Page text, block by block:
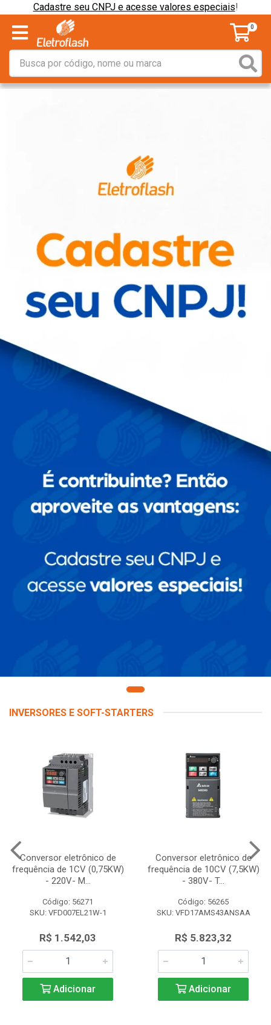
Cadastre seu CNPJ e acesse valores especiais!
0
INVERSORES E SOFT-STARTERS
Conversor eletrônico de
frequência de 1CV (0,75KW)
- 220V- M...
Código: 56271
SKU: VFD007EL21W-1
R$ 1.542,03
Adicionar
Conversor eletrônico de
frequência de 10CV (7,5KW)
- 380V- T...
Código: 56265
SKU: VFD17AMS43ANSAA
R$ 5.823,32
Adicionar